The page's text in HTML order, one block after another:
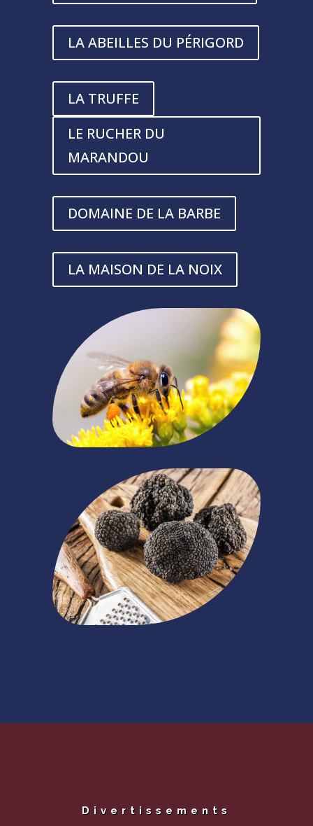
LE RUCHER DU
MARANDOU
DOMAINE DE LA BARBE
LA MAISON DE LA NOIX
LA ABEILLES DU PÉRIGORD
LA TRUFFE
Divertissements